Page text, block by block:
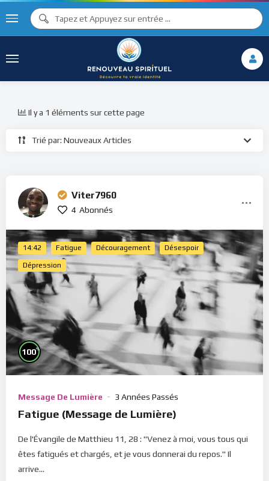
Trié par: Nouveaux Articles
Il y a 1 éléments sur cette page
Viter7960
4 Abonnés
14:42 Fatigue Découragement Désespoir
Dépression
100%
Message De Lumière 3 Années Passés
Fatigue (Message de Lumière)
De l'Évangile de Matthieu 11, 28 : "Venez à moi, vous tous qui
êtes fatigués et chargés, et je vous donnerai du repos." Il
arrive...